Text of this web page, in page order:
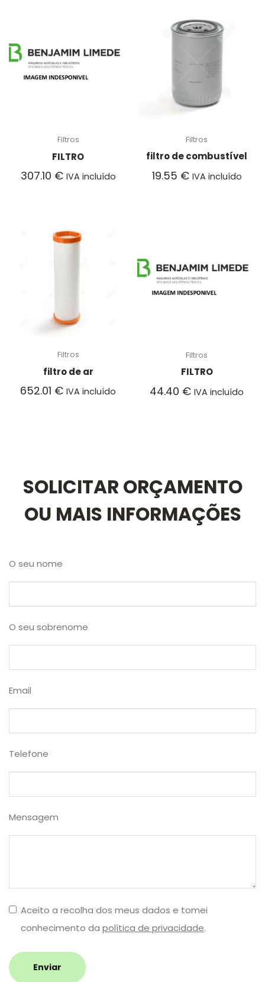
Filtros
FILTRO
307.10 € IVA incluído
Filtros
filtro de combustível
19.55 € IVA incluído
Filtros
filtro de ar
652.01 € IVA incluído
Filtros
FILTRO
44.40 € IVA incluído
SOLICITAR ORÇAMENTO
OU MAIS INFORMAÇÕES
O seu nome
O seu sobrenome
Email
Telefone
Mensagem
Aceito a recolha dos meus dados e tomei
conhecimento da política de privacidade.
Enviar